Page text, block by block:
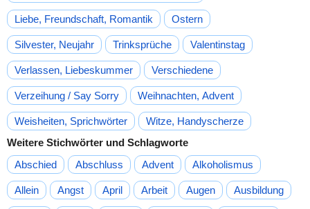
Liebe, Freundschaft, Romantik Ostern
Silvester, Neujahr Trinksprüche Valentinstag
Verlassen, Liebeskummer Verschiedene
Verzeihung / Say Sorry Weihnachten, Advent
Weisheiten, Sprichwörter
Witze, Handyscherze
Weitere Stichwörter und Schlagworte
Abschied
Abschluss Advent Alkoholismus
Allein Angst April Arbeit Augen Ausbildung